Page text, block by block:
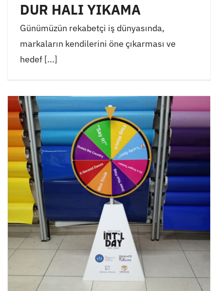
DUR HALI YIKAMA
Günümüzün rekabetçi iş dünyasında,
markaların kendilerini öne çıkarması ve
hedef [...]